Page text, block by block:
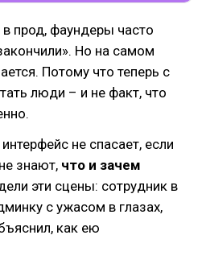
прод, фаундеры часто
Но на самом
Потому что теперь с
люди – и не факт, что
не спасает, если
знают, что и зачем
эти сцены: сотрудник в
с ужасом в глазах,
как ею